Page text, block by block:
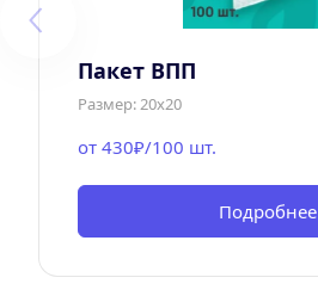
Пакет ВПП
Размер: 20х20
от 430₽/100 шт.
Подробнее